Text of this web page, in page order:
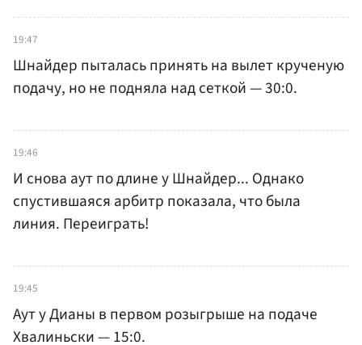
19:47
Шнайдер пыталась принять на вылет крученую
подачу, но не подняла над сеткой — 30:0.
19:46
И снова аут по длине у Шнайдер... Однако
спустившаяся арбитр показала, что была
линия. Переиграть!
19:45
Аут у Дианы в первом розыгрыше на подаче
Хвалиньски — 15:0.